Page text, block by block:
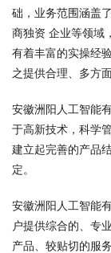
础，业务范围涵盖
商独资 企业等领域
有着丰富的实操经
之提供合理、多方
安徽洲阳人工智能
于高新技术，科学
建立起完善的产品
定。
安徽洲阳人工智能
户提供综合的、专
产品、较贴切的服